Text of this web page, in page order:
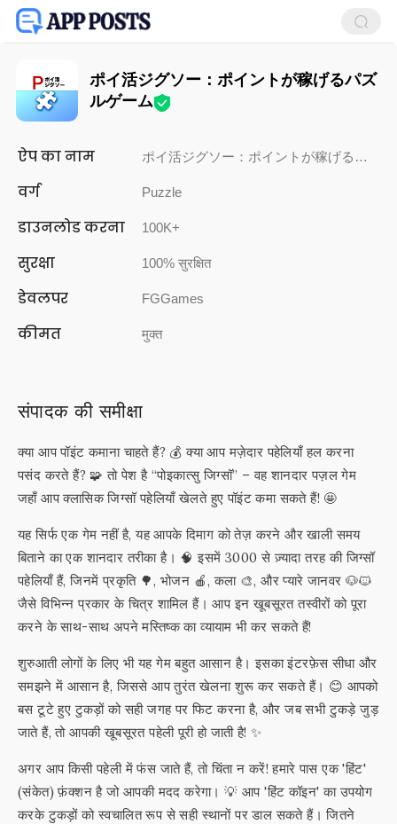
ポイ活ジグソー：ポイントが稼げるパズ
ルゲーム
ऐप का नाम ポイ活ジグソー：ポイントが稼げるパズルゲーム
वर्ग Puzzle
डाउनलोड करना 100K+
सुरक्षा 100% सुरक्षित
डेवलपर FGGames
कीमत मुक्त
संपादक की समीक्षा
क्या आप पॉइंट कमाना चाहते हैं? 💰 क्या आप मज़ेदार पहेलियाँ हल करना
पसंद करते हैं? 🧩 तो पेश है “पोइकात्सु जिग्सॉ” – वह शानदार पज़ल गेम
जहाँ आप क्लासिक जिग्सॉ पहेलियाँ खेलते हुए पॉइंट कमा सकते हैं! 🤩
यह सिर्फ एक गेम नहीं है, यह आपके दिमाग को तेज़ करने और खाली समय
बिताने का एक शानदार तरीका है। 🧠 इसमें 3000 से ज़्यादा तरह की जिग्सॉ
पहेलियाँ हैं, जिनमें प्रकृति 🌳, भोजन 🍎, कला 🎨, और प्यारे जानवर 🐶🐱
जैसे विभिन्न प्रकार के चित्र शामिल हैं। आप इन खूबसूरत तस्वीरों को पूरा
करने के साथ-साथ अपने मस्तिष्क का व्यायाम भी कर सकते हैं!
शुरुआती लोगों के लिए भी यह गेम बहुत आसान है। इसका इंटरफ़ेस सीधा और
समझने में आसान है, जिससे आप तुरंत खेलना शुरू कर सकते हैं। 😊 आपको
बस टूटे हुए टुकड़ों को सही जगह पर फिट करना है, और जब सभी टुकड़े जुड़
जाते हैं, तो आपकी खूबसूरत पहेली पूरी हो जाती है! ✨
अगर आप किसी पहेली में फंस जाते हैं, तो चिंता न करें! हमारे पास एक 'हिंट'
(संकेत) फ़ंक्शन है जो आपकी मदद करेगा। 💡 आप 'हिंट कॉइन' का उपयोग
करके टुकड़ों को स्वचालित रूप से सही स्थानों पर डाल सकते हैं। जितने